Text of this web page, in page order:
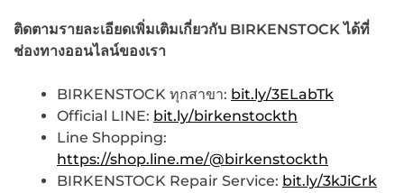
ติดตามรายละเอียดเพิ่มเติมเกี่ยวกับ BIRKENSTOCKได้ที่
ช่องทางออนไลน์ของเรา
BIRKENSTOCK ทุกสาขา: bit.ly/3ELabTk
Official LINE: bit.ly/birkenstockth
Line Shopping:
https://shop.line.me/@birkenstockth
BIRKENSTOCK Repair Service: bit.ly/3kJiCrk